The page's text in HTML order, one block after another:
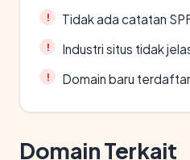
Tidak ada catatan
Industri situs tidak
Domain baru terdaftar
Domain Terkait